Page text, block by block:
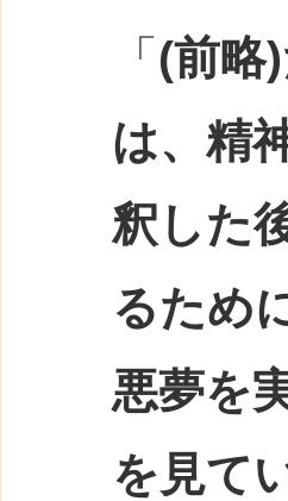
「 (前略
は、精
釈した
るため
悪夢を
を見て